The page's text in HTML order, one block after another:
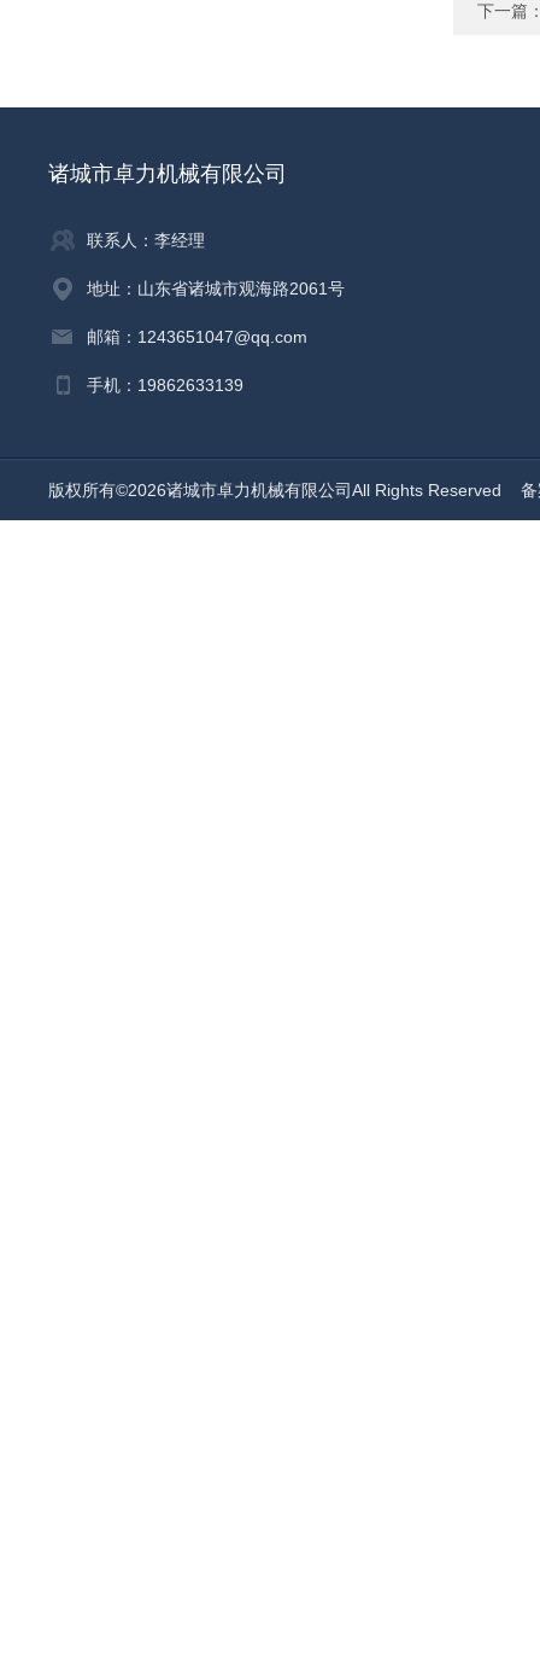
下一篇
诸城市卓力机械有限公司
联系人：李经理
地址：山东省诸城市观海路2061号
邮箱：1243651047@qq.com
手机：19862633139
版权所有©2026诸城市卓力机械有限公司All Rights Reserved